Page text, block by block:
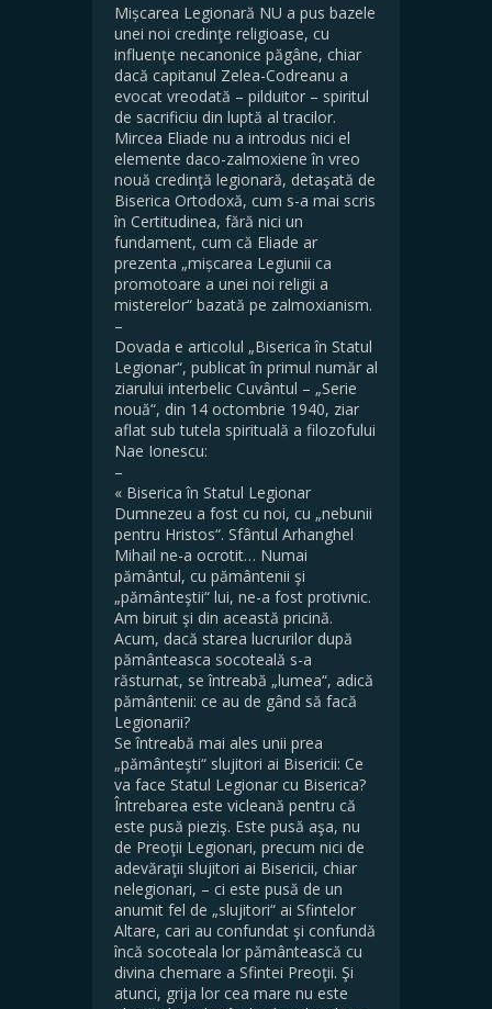
Mișcarea Legionară NU a pus bazele
unei noi credinţe religioase, cu
influenţe necanonice păgâne, chiar
dacă capitanul Zelea-Codreanu a
evocat vreodată – pilduitor – spiritul
de sacrificiu din luptă al tracilor.
Mircea Eliade nu a introdus nici el
elemente daco-zalmoxiene în vreo
nouă credinţă legionară, detaşată de
Biserica Ortodoxă, cum s-a mai scris
în Certitudinea, fără nici un
fundament, cum că Eliade ar
prezenta „mișcarea Legiunii ca
promotoare a unei noi religii a
misterelor“ bazată pe zalmoxianism.
–
Dovada e articolul „Biserica în Statul
Legionar“, publicat în primul număr al
ziarului interbelic Cuvântul – „Serie
nouă“, din 14 octombrie 1940, ziar
aflat sub tutela spirituală a filozofului
Nae Ionescu:
–
« Biserica în Statul Legionar
Dumnezeu a fost cu noi, cu „nebunii
pentru Hristos“. Sfântul Arhanghel
Mihail ne-a ocrotit… Numai
pământul, cu pământenii şi
„pământeştii“ lui, ne-a fost protivnic.
Am biruit şi din această pricină.
Acum, dacă starea lucrurilor după
pământeasca socoteală s-a
răsturnat, se întreabă „lumea“, adică
pământenii: ce au de gând să facă
Legionarii?
Se întreabă mai ales unii prea
„pământeşti“ slujitori ai Bisericii: Ce
va face Statul Legionar cu Biserica?
Întrebarea este vicleană pentru că
este pusă pieziş. Este pusă aşa, nu
de Preoţii Legionari, precum nici de
adevăraţii slujitori ai Bisericii, chiar
nelegionari, – ci este pusă de un
anumit fel de „slujitori“ ai Sfintelor
Altare, cari au confundat şi confundă
încă socoteala lor pământească cu
divina chemare a Sfintei Preoţii. Şi
atunci, grija lor cea mare nu este